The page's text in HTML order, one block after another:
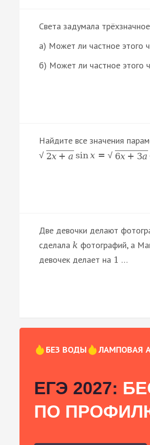
Света задумала
а) Может ли частное этого
б) Может ли частное этого
Найдите все значения
√ 2x + a sinx = √ 6x + 3a
Две девочки делают
сделала k фотографий, а
девочек делает на 1 …
БЕЗ ВОДЫ ЛАМПОВАЯ
ЕГЭ 2027:
ПО